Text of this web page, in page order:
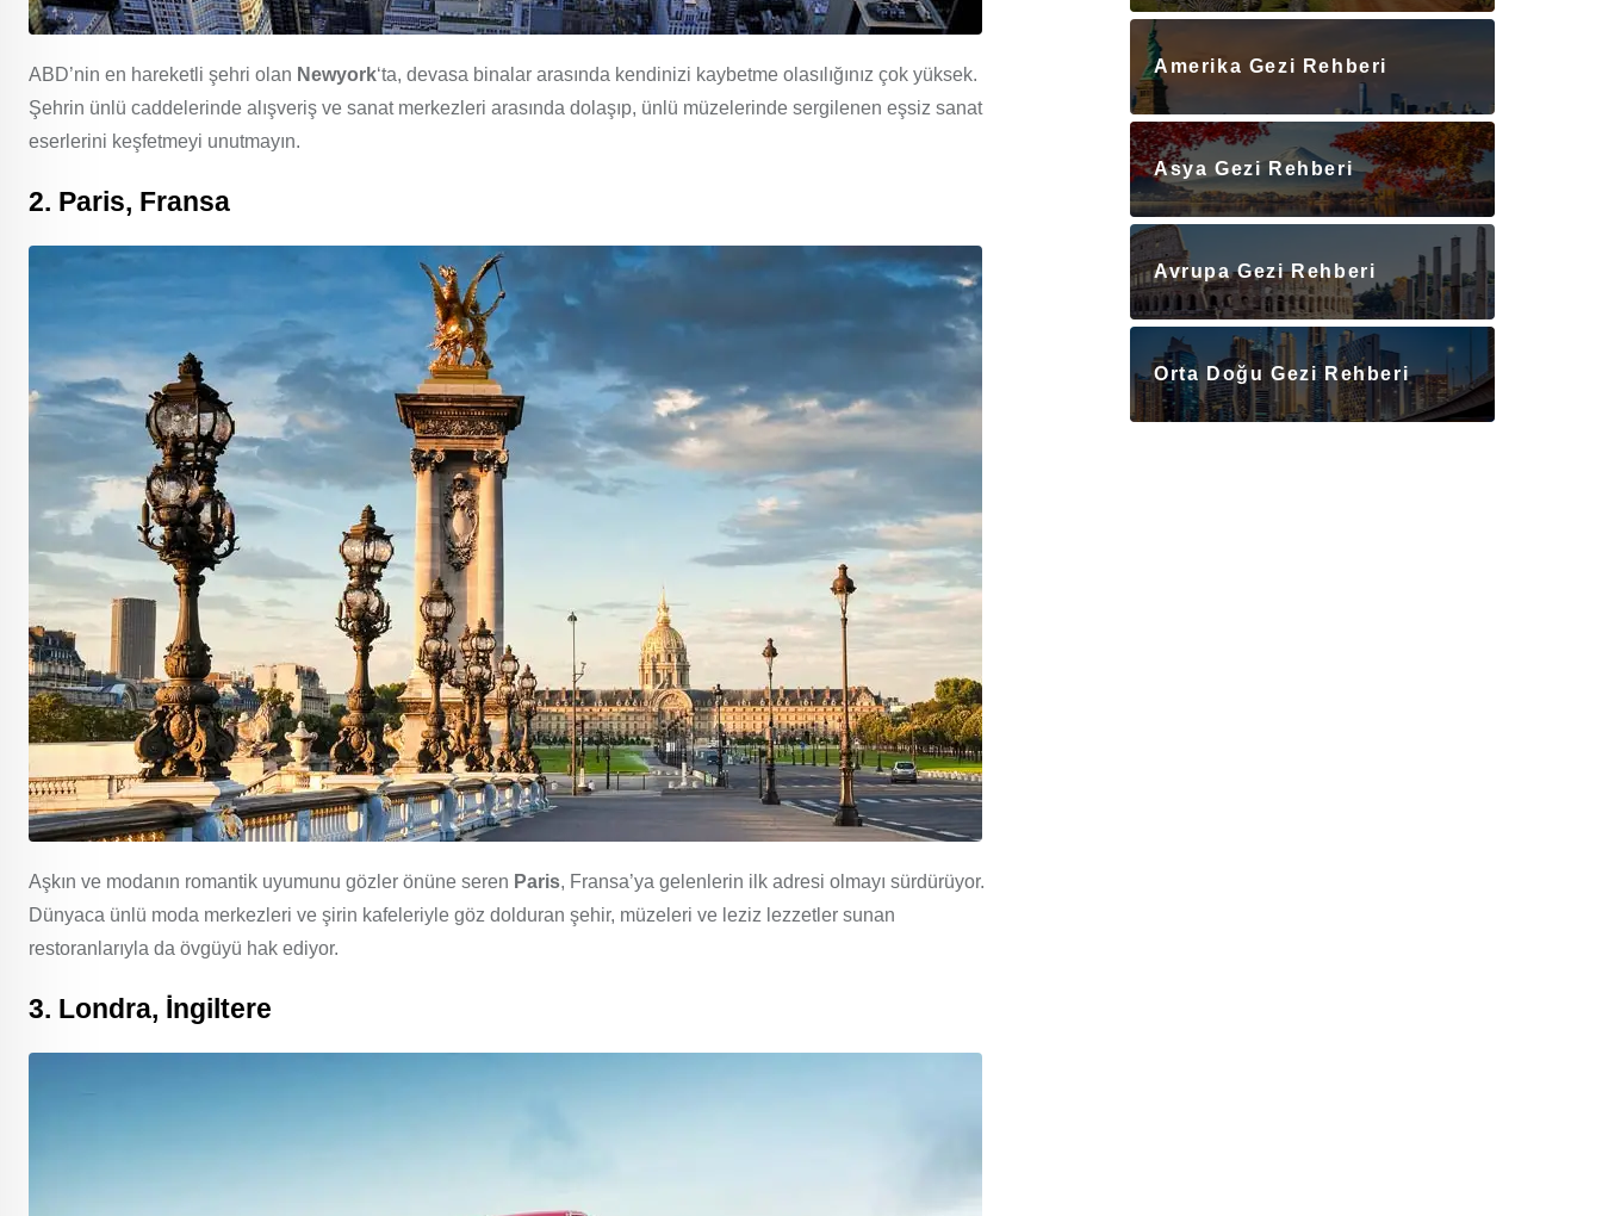
ABD’nin en hareketli şehri olan Newyork‘ta, devasa binalar arasında kendinizi kaybetme olasılığınız çok yüksek.
Şehrin ünlü caddelerinde alışveriş ve sanat merkezleri arasında dolaşıp, ünlü müzelerinde sergilenen eşsiz sanat
eserlerini keşfetmeyi unutmayın.
2. Paris, Fransa
Aşkın ve modanın romantik uyumunu gözler önüne seren Paris, Fransa’ya gelenlerin ilk adresi olmayı sürdürüyor.
Dünyaca ünlü moda merkezleri ve şirin kafeleriyle göz dolduran şehir, müzeleri ve leziz lezzetler sunan
restoranlarıyla da övgüyü hak ediyor.
3. Londra, İngiltere
Amerika Gezi Rehberi
Asya Gezi Rehberi
Avrupa Gezi Rehberi
Orta Doğu Gezi Rehberi